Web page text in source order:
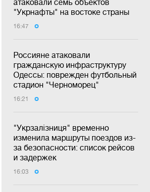
атаковали семь объектов
"Укрнафты" на востоке страны
16:47
Россияне атаковали
гражданскую инфраструктуру
Одессы: поврежден футбольный
стадион "Черноморец"
16:21
"Укрзалізниця" временно
изменила маршруты поездов из-
за безопасности: список рейсов
и задержек
16:03